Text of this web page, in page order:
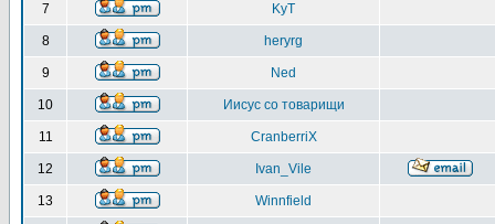
7 KyT
8 heryrg
9 Ned
10 Иисус со товарищи
11 CranberriX
12 Ivan_Vile
13 Winnfield